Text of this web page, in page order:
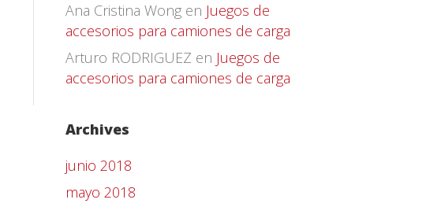
Ana Cristina Wong en Juegos de
accesorios para camiones de carga
Arturo RODRIGUEZ en Juegos de
accesorios para camiones de carga
Archives
junio 2018
mayo 2018